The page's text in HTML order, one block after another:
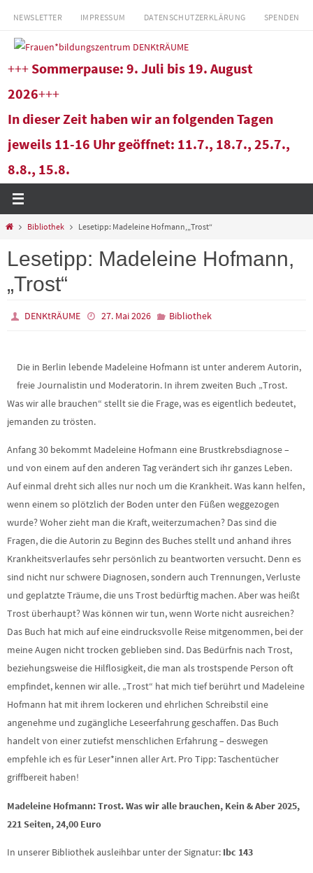
Zum
springen
NEWSLETTER IMPRESSUM DATENSCHUTZERKLÄRUNG SPENDEN
+++ Sommerpause: 9. Juli bis 19. August
2026+++
In dieser Zeit haben wir an folgenden Tagen
jeweils 11-16 Uhr geöffnet: 11.7., 18.7., 25.7.,
8.8., 15.8.
StartBibliothek Lesetipp: Madeleine Hofmann,„Trost“
Lesetipp: Madeleine Hofmann,
„Trost“
DENKtRÄUME 27. Mai 2026 Bibliothek
Die in Berlin lebende Madeleine Hofmann ist unter anderem Autorin,
freie Journalistin und Moderatorin. In ihrem zweiten Buch „Trost.
Was wir alle brauchen“ stellt sie die Frage, was es eigentlich bedeutet,
jemanden zu trösten.
Anfang 30 bekommt Madeleine Hofmann eine Brustkrebsdiagnose –
und von einem auf den anderen Tag verändert sich ihr ganzes Leben.
Auf einmal dreht sich alles nur noch um die Krankheit. Was kann helfen,
wenn einem so plötzlich der Boden unter den Füßen weggezogen
wurde? Woher zieht man die Kraft, weiterzumachen? Das sind die
Fragen, die die Autorin zu Beginn des Buches stellt und anhand ihres
Krankheitsverlaufes sehr persönlich zu beantworten versucht. Denn es
sind nicht nur schwere Diagnosen, sondern auch Trennungen, Verluste
und geplatzte Träume, die uns Trost bedürftig machen. Aber was heißt
Trost überhaupt? Was können wir tun, wenn Worte nicht ausreichen?
Das Buch hat mich auf eine eindrucksvolle Reise mitgenommen, bei der
meine Augen nicht trocken geblieben sind. Das Bedürfnis nach Trost,
beziehungsweise die Hilflosigkeit, die man als trostspende Person oft
empfindet, kennen wir alle. „Trost“ hat mich tief berührt und Madeleine
Hofmann hat mit ihrem lockeren und ehrlichen Schreibstil eine
angenehme und zugängliche Leseerfahrung geschaffen. Das Buch
handelt von einer zutiefst menschlichen Erfahrung – deswegen
empfehle ich es für Leser*innen aller Art. Pro Tipp: Taschentücher
griffbereit haben!
Madeleine Hofmann: Trost. Was wir alle brauchen, Kein & Aber 2025,
221 Seiten, 24,00 Euro
In unserer Bibliothek ausleihbar unter der Signatur: Ibc 143